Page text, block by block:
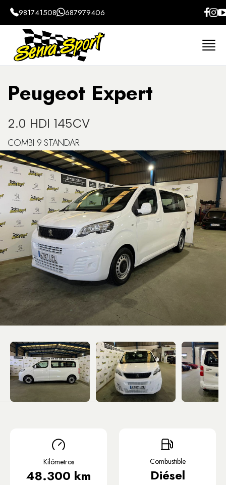
981741508 687979406
Home Coches
Peugeot Expert
2.0 HDI 145CV
COMBI 9 STANDAR
Kilómetros
48.300 km
Combustible
Diésel